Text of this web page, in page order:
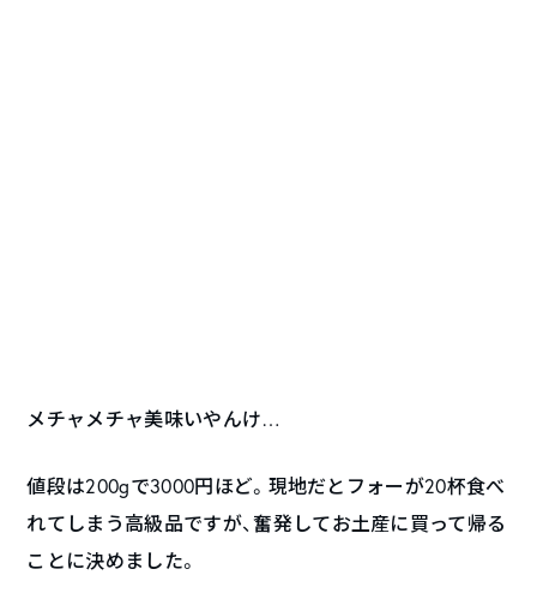
メチャメチャ美味いやんけ…
値段は200gで3000円ほど。現地だとフォーが20杯食べ
れてしまう高級品ですが、奮発してお土産に買って帰る
ことに決めました。